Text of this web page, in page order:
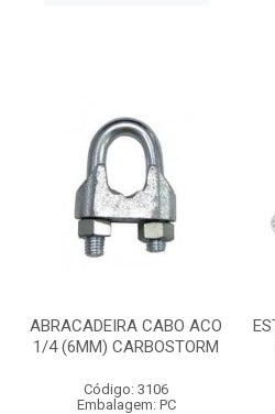
ABRACADEIRA CABO ACO
1/4 (6MM) CARBOSTORM
Código: 3106
Embalagem: PC